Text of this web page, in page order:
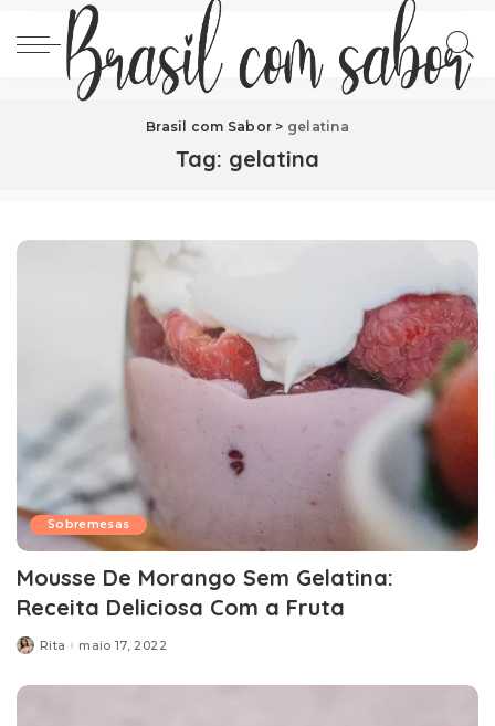
Brasil com Sabor > gelatina
Tag: gelatina
Sobremesas
Mousse De Morango Sem Gelatina:
Receita Deliciosa Com a Fruta
Posted
Rita maio 17, 2022